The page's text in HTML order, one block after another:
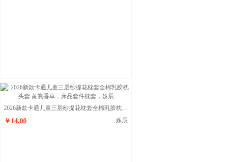
2026新款卡通儿童三层纱提花枕套全棉乳胶枕头套 黄熊香草
￥14.00 姝辰